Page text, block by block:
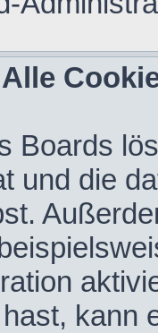
Boards
und die
kann